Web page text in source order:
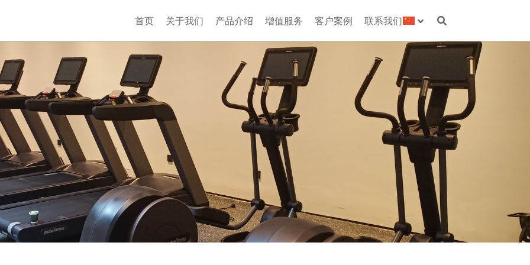
首页 关于我们 产品介绍 增值服务 客户案例 联系我们